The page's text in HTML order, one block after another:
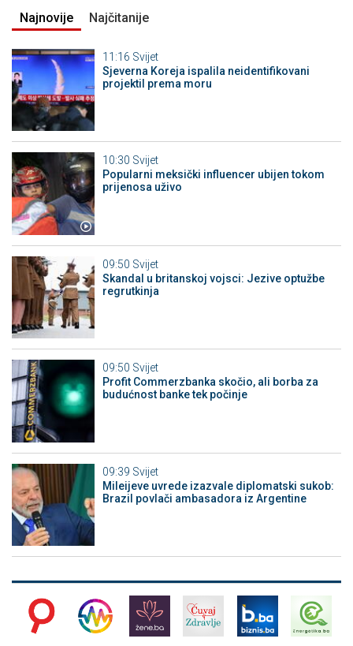
Najnovije Najčitanije
11:16 Svijet
Sjeverna Koreja ispalila neidentifikovani
projektil prema moru
10:30 Svijet
Popularni meksički influencer ubijen tokom
prijenosa uživo
09:50 Svijet
Skandal u britanskoj vojsci: Jezive optužbe
regrutkinja
09:50 Svijet
Profit Commerzbanka skočio, ali borba za
budućnost banke tek počinje
09:39 Svijet
Mileijeve uvrede izazvale diplomatski sukob:
Brazil povlači ambasadora iz Argentine